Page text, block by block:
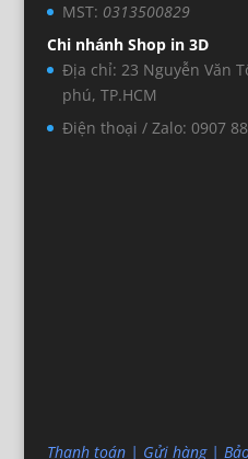
MST: 0313500829
Chi nhánh Shop in 3D
Địa chỉ: 23 Nguyễn Văn
phú, TP.HCM
Điện thoại / Zalo: 0907
Thanh toán| Gửi hàng|